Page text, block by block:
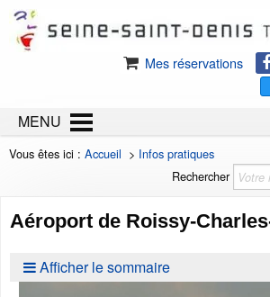
Mes réservations
MENU
Vous êtes ici : Accueil > Infos pratiques
Rechercher
Aéroport de Roissy-
Afficher le sommaire